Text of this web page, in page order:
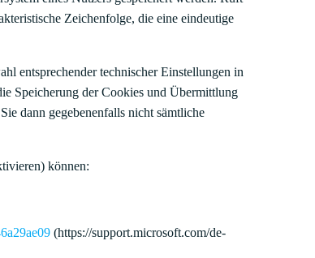
Zeichenfolge, die eine eindeutige
entsprechender technischer Einstellungen in
Speicherung der Cookies und Übermittlung
dann gegebenenfalls nicht sämtliche
können:
(https://support.microsoft.com/de-